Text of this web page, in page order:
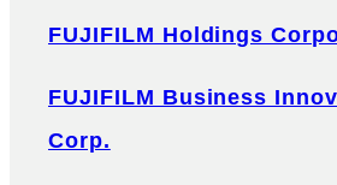
FUJIFILM Holdings
FUJIFILM Business
Corp.